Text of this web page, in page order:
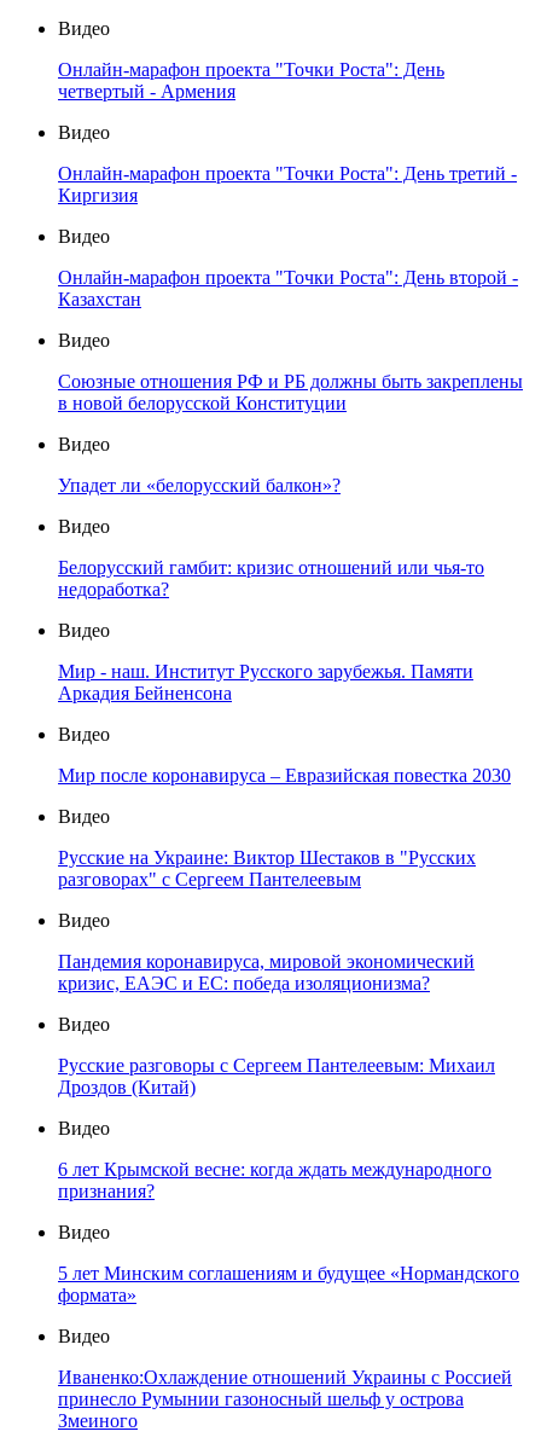
Видео
Онлайн-марафон проекта "Точки Роста": День
четвертый - Армения
Видео
Онлайн-марафон проекта "Точки Роста": День третий -
Киргизия
Видео
Онлайн-марафон проекта "Точки Роста": День второй -
Казахстан
Видео
Союзные отношения РФ и РБ должны быть закреплены
в новой белорусской Конституции
Видео
Упадет ли «белорусский балкон»?
Видео
Белорусский гамбит: кризис отношений или чья-то
недоработка?
Видео
Мир - наш. Институт Русского зарубежья. Памяти
Аркадия Бейненсона
Видео
Мир после коронавируса – Евразийская повестка 2030
Видео
Русские на Украине: Виктор Шестаков в "Русских
разговорах" с Сергеем Пантелеевым
Видео
Пандемия коронавируса, мировой экономический
кризис, ЕАЭС и ЕС: победа изоляционизма?
Видео
Русские разговоры с Сергеем Пантелеевым: Михаил
Дроздов (Китай)
Видео
6 лет Крымской весне: когда ждать международного
признания?
Видео
5 лет Минским соглашениям и будущее «Нормандского
формата»
Видео
Иваненко:Охлаждение отношений Украины с Россией
принесло Румынии газоносный шельф у острова
Змеиного